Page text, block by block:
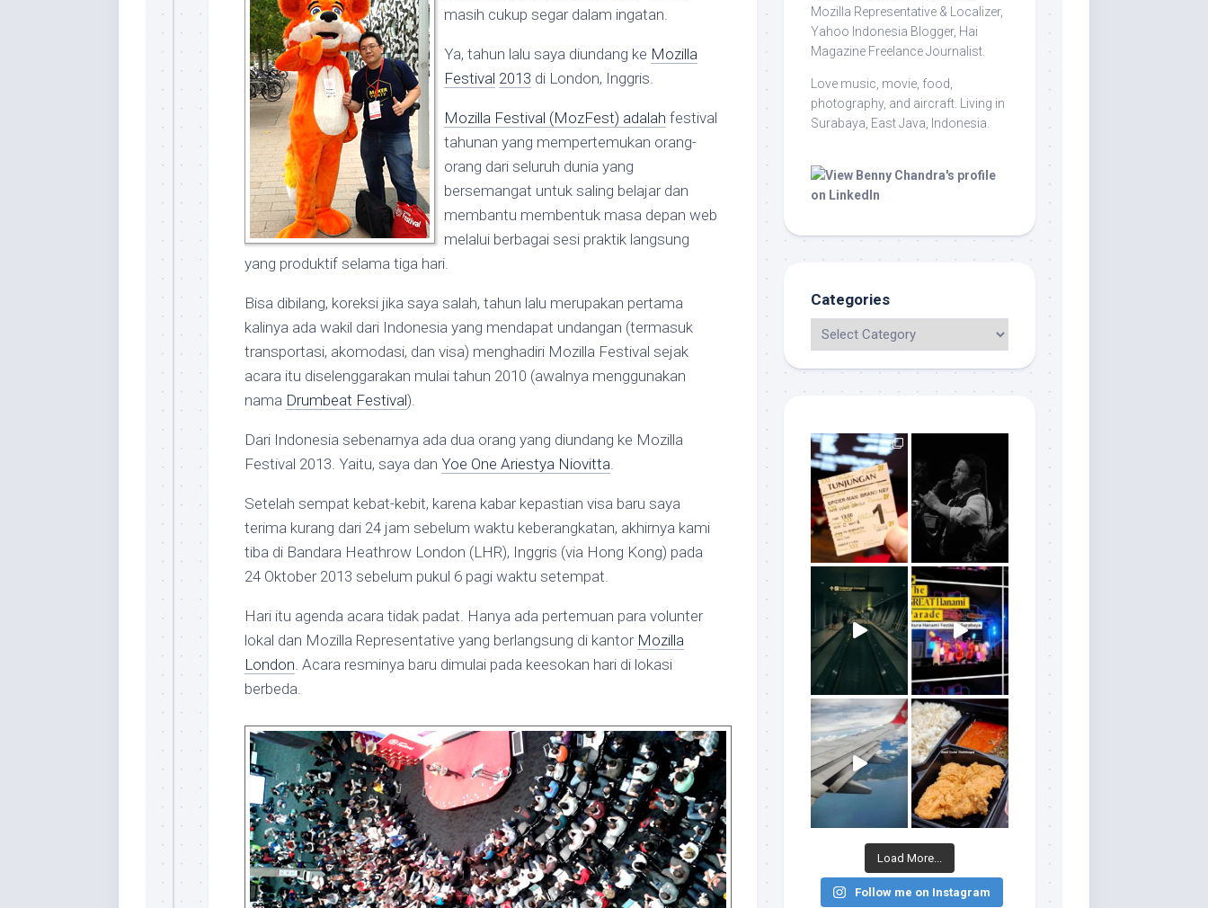
masih cukup segar dalam ingatan.
Ya, tahun lalu saya diundang ke Mozilla
Festival 2013 di London, Inggris.
Mozilla Festival (MozFest) adalah festival
tahunan yang mempertemukan orang-
orang dari seluruh dunia yang
bersemangat untuk saling belajar dan
membantu membentuk masa depan web
melalui berbagai sesi praktik langsung
yang produktif selama tiga hari.
Bisa dibilang, koreksi jika saya salah, tahun lalu merupakan pertama
kalinya ada wakil dari Indonesia yang mendapat undangan (termasuk
transportasi, akomodasi, dan visa) menghadiri Mozilla Festival sejak
acara itu diselenggarakan mulai tahun 2010 (awalnya menggunakan
nama Drumbeat Festival).
Dari Indonesia sebenarnya ada dua orang yang diundang ke Mozilla
Festival 2013. Yaitu, saya dan Yoe One Ariestya Niovitta.
Setelah sempat kebat-kebit, karena kabar kepastian visa baru saya
terima kurang dari 24 jam sebelum waktu keberangkatan, akhirnya kami
tiba di Bandara Heathrow London (LHR), Inggris (via Hong Kong) pada
24 Oktober 2013 sebelum pukul 6 pagi waktu setempat.
Hari itu agenda acara tidak padat. Hanya ada pertemuan para volunter
lokal dan Mozilla Representative yang berlangsung di kantor Mozilla
London. Acara resminya baru dimulai pada keesokan hari di lokasi
berbeda.
Mozilla Representative & Localizer,
Yahoo Indonesia Blogger, Hai
Magazine Freelance Journalist.
Love music, movie, food,
photography, and aircraft. Living in
Surabaya, East Java, Indonesia.
Categories
Load More...
Follow me on Instagram